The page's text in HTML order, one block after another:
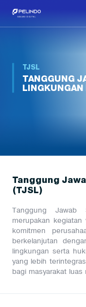
TJSL
TANGGUNG
Tanggung
(TJSL)
Tanggung Jawab
merupakan
komitmen
berkelanjutan
lingkungan serta
yang lebih
bagi masyarakat luas